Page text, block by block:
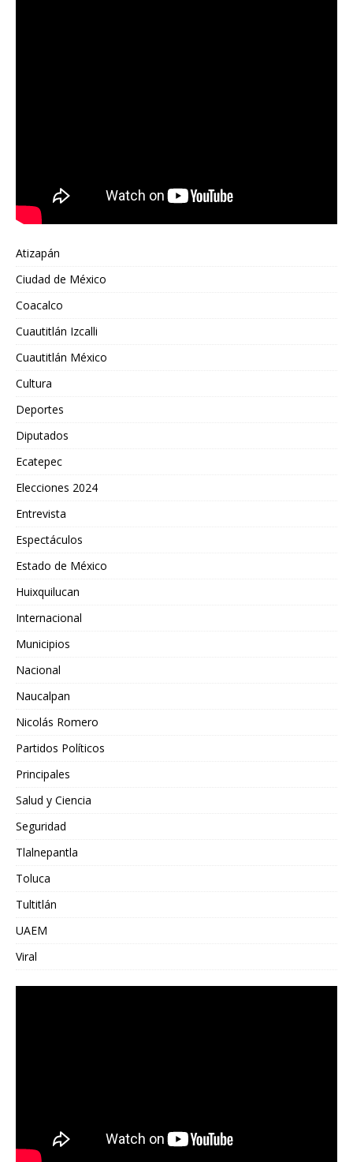
Atizapán
Ciudad de México
Coacalco
Cuautitlán Izcalli
Cuautitlán México
Cultura
Deportes
Diputados
Ecatepec
Elecciones 2024
Entrevista
Espectáculos
Estado de México
Huixquilucan
Internacional
Municipios
Nacional
Naucalpan
Nicolás Romero
Partidos Políticos
Principales
Salud y Ciencia
Seguridad
Tlalnepantla
Toluca
Tultitlán
UAEM
Viral